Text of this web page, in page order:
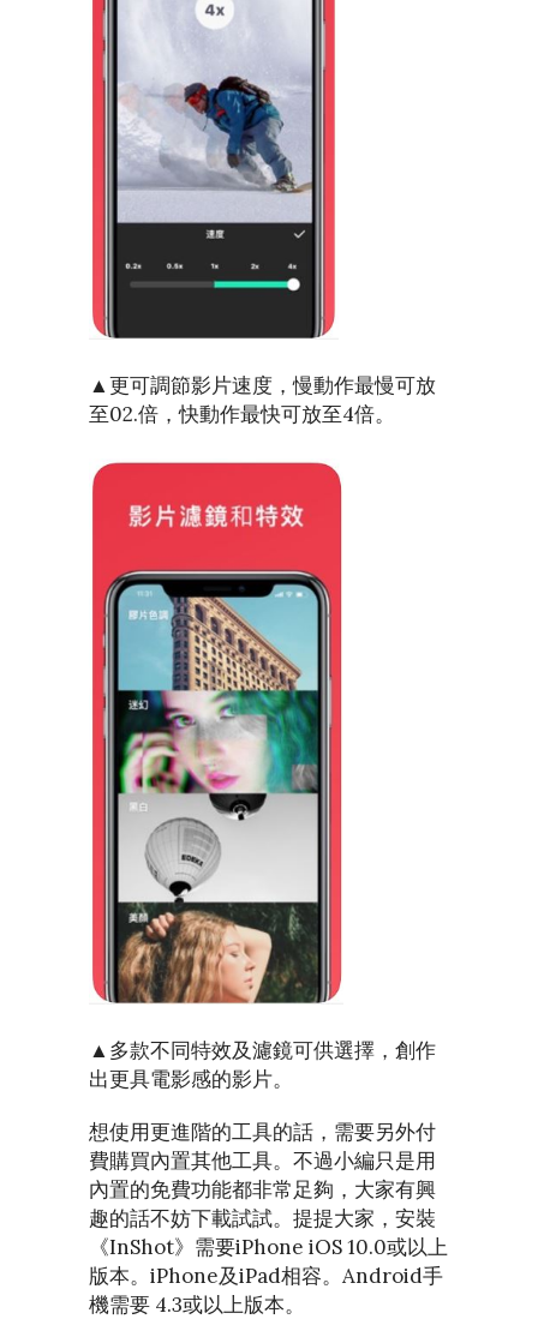
▲更可調節影片速度，慢動作最慢可放
至02.倍，快動作最快可放至4倍。
▲多款不同特效及濾鏡可供選擇，創作
出更具電影感的影片。
想使用更進階的工具的話，需要另外付
費購買內置其他工具。不過小編只是用
內置的免費功能都非常足夠，大家有興
趣的話不妨下載試試。提提大家，安裝
《InShot》需要iPhone iOS 10.0或以上
版本。iPhone及iPad相容。Android手
機需要 4.3或以上版本。